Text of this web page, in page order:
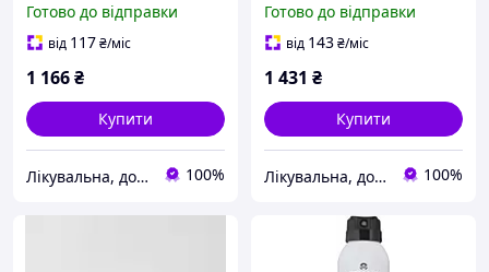
Pediatrics Mineral SPF 50+
CANTABRIA, 50 мл
Готово до відправки
від 117₴/міс
1 166₴
Купити
Лікувальна, доглядова та професійна косметика 100%
Lotion Sunscreen
CANTABRIA, 200 мл
Готово до відправки
від 143₴/міс
1 431 ₴
Купити
Лікувальна, доглядова та професійна косметика 100%